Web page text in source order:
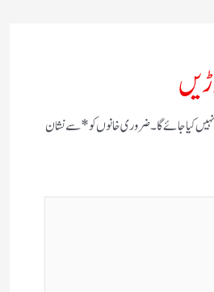
کیا جائے گا۔ضروری خانوں کو*سے نشان